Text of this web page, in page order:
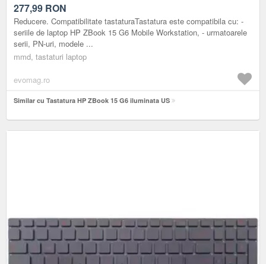
277,99 RON
Reducere. Compatibilitate tastaturaTastatura este compatibila cu: -
seriile de laptop HP ZBook 15 G6 Mobile Workstation, - urmatoarele
serii, PN-uri, modele ...
mmd, tastaturi laptop
evomag.ro
Similar cu Tastatura HP ZBook 15 G6 iluminata US